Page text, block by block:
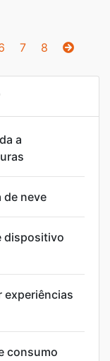
7 8
a
de neve
dispositivo
experiências
consumo